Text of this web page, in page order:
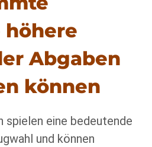
höhere
Abgaben
können
spielen eine bedeutende
und können